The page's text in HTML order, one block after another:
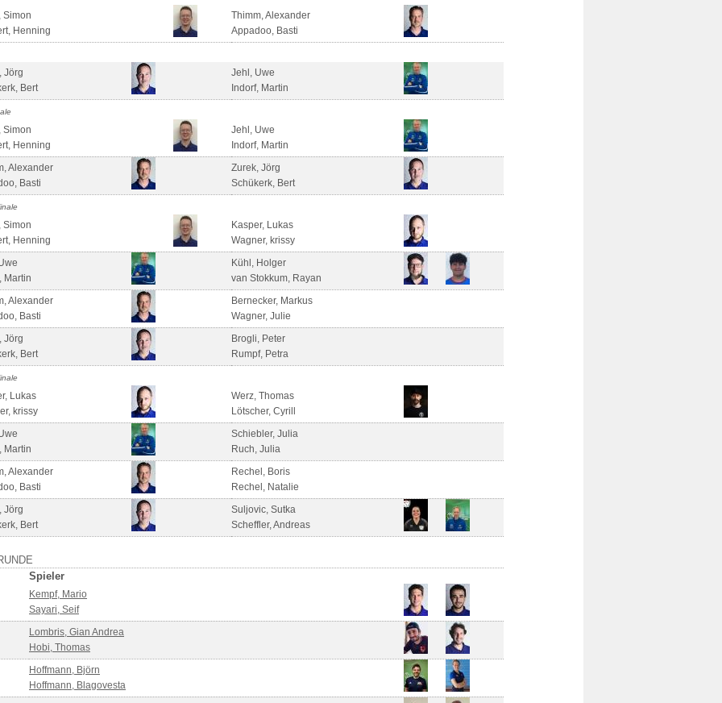
Simon
Henning
Thimm, Alexander
Appadoo, Basti
Jörg
Bert
Jehl, Uwe
Indorf, Martin
Simon
Henning
Jehl, Uwe
Indorf, Martin
Alexander
Basti
Zurek, Jörg
Schükerk, Bert
Simon
Henning
Kasper, Lukas
Wagner, krissy
Martin
Kühl, Holger
van Stokkum, Rayan
Alexander
Basti
Bernecker, Markus
Wagner, Julie
Jörg
Bert
Brogli, Peter
Rumpf, Petra
Lukas
krissy
Werz, Thomas
Lötscher, Cyrill
Martin
Schiebler, Julia
Ruch, Julia
Alexander
Basti
Rechel, Boris
Rechel, Natalie
Jörg
Bert
Suljovic, Sutka
Scheffler, Andreas
Spieler
Kempf, Mario
Sayari, Seif
Lombris, Gian Andrea
Hobi, Thomas
Hoffmann, Björn
Hoffmann, Blagovesta